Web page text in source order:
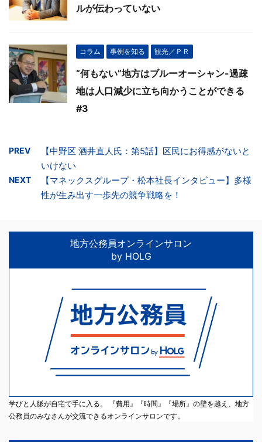
ルが伝わっていない
コラム 事例を知る 観光／ＰＲ
“何もない”地方はブルーオーシャン-過疎
地は人口減少に立ち向かうことができる
#3
PREV
【中野区 酒井直人氏：第5話】区民にお得感がないと
いけない
NEXT
【マネックスグループ・松本社長インタビュー】多様
性が生み出す一歩先の競争戦略を！
地方公務員オンラインサロン
by HOLG
学びと人脈が自宅で手に入る。 『費用』『時間』『場所』の壁を越え、地方
公務員のみなさんが交流できるオンラインサロンです。